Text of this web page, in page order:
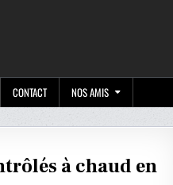
CONTACT NOS AMIS
à chaud en